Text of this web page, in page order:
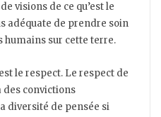
visions de ce qu’est le
adéquate de prendre soin
humains sur cette terre.
le respect. Le respect de
des convictions
diversité de pensée si